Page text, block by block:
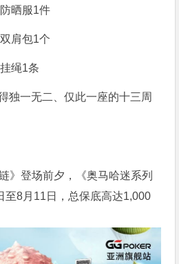
晒服1件
肩包1个
绳1条
独一无二、仅此一座的十三周
》登场前夕，《奥马哈迷系列
至8月11日，总保底高达1,000